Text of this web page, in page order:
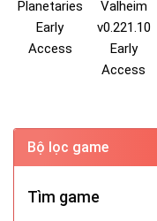
Planetaries
Early
Access
Valheim
v0.221.10
Early
Access
Bộ lọc game
Tìm game